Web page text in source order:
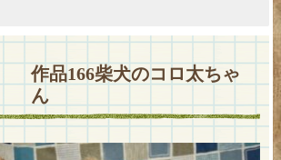
作品166柴犬のコロ太ちゃ
ん